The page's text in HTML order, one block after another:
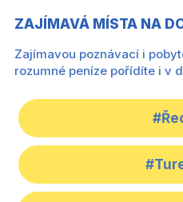
ZAJÍMAVÁ MÍSTA NA
Zajímavou poznávací i
rozumné peníze pořídíte i v